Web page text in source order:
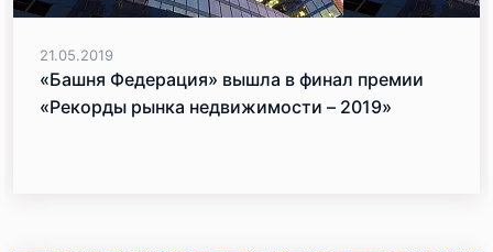
21.05.2019
«Башня Федерация» вышла в финал премии
«Рекорды рынка недвижимости – 2019»